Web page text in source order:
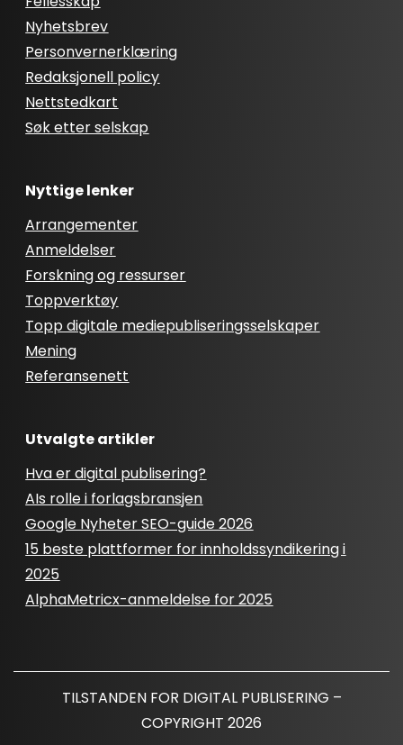
Nyhetsbrev
Personvernerklæring
Redaksjonell policy
Nettstedkart
Søk etter selskap
Nyttige lenker
Arrangementer
Anmeldelser
Forskning og ressurser
Toppverktøy
Topp digitale mediepubliseringsselskaper
Mening
Referansenett
Utvalgte artikler
Hva er digital publisering?
AIs rolle i forlagsbransjen
Google Nyheter SEO-guide 2026
15 beste plattformer for innholdssyndikering i
2025
AlphaMetricx-anmeldelse for 2025
TILSTANDEN FOR DIGITAL PUBLISERING –
COPYRIGHT 2026